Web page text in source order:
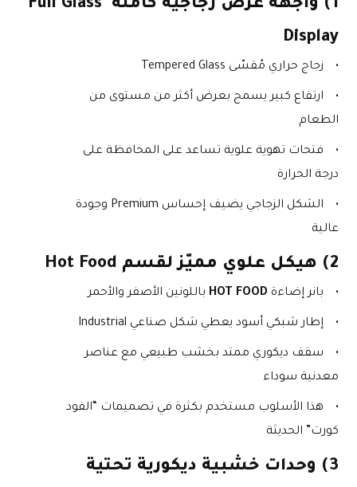
1) واجهة عرض زجاجية كاملة Full Glass
Display
زجاج حراري مُقسّى Tempered Glass
الطعام
درجة الحرارة
عالية
2) هيكل علوي مميّز لقسم Hot Food
بانر إضاءة HOT FOOD باللونين الأصفر والأحمر
إطار شبكي أسود يعطي شكل صناعي Industrial
سقف ديكوري ممتد بخشب طبيعي مع عناصر
معدنية سوداء
كورت” الحديثة
3) وحدات خشبية ديكورية تحتية